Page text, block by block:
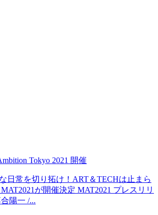
Tokyo 2021 開催
日常を切り拓け！ART＆TECHは止まら
が開催決定 MAT2021 プレスリリ
陽⼀ /...